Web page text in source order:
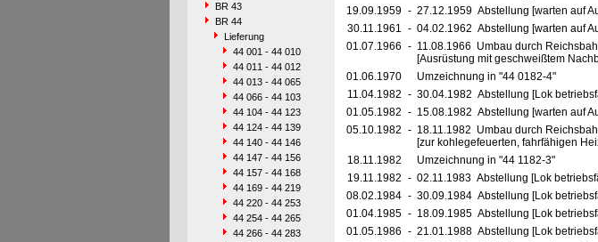
BR 43
BR 44
Lieferung
44 001 - 44 010
44 011 - 44 012
44 013 - 44 065
44 066 - 44 103
44 104 - 44 123
44 124 - 44 139
44 140 - 44 146
44 147 - 44 156
44 157 - 44 168
44 169 - 44 219
44 220 - 44 253
44 254 - 44 265
44 266 - 44 283
19.09.1959 - 27.12.1959 Abstellung [warten auf
30.11.1961 - 04.02.1962 Abstellung [warten auf
01.07.1966 - 11.08.1966 Umbau durch
[Ausrüstung mit geschweißtem
01.06.1970
Umzeichnung in "44 0182-4"
11.04.1982 - 30.04.1982 Abstellung [Lok
01.05.1982 - 15.08.1982 Abstellung [warten auf
05.10.1982 - 18.11.1982 Umbau durch
[zur kohlegefeuerten, fahrfähigen
18.11.1982
Umzeichnung in "44 1182-3"
19.11.1982 - 02.11.1983 Abstellung [Lok
08.02.1984 - 30.09.1984 Abstellung [Lok
01.04.1985 - 18.09.1985 Abstellung [Lok
01.05.1986 - 21.01.1988 Abstellung [Lok